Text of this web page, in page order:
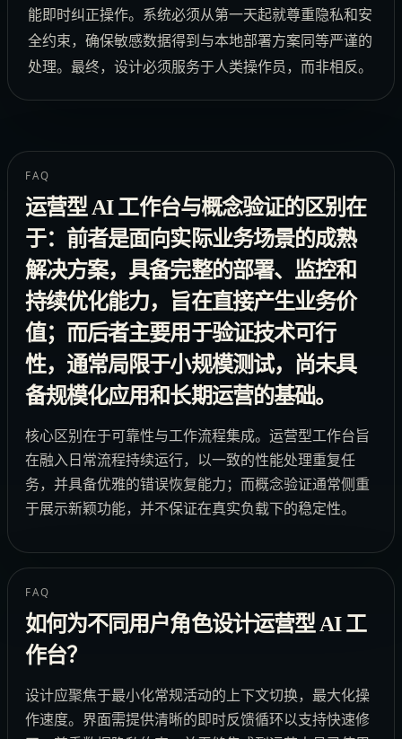
能即时纠正操作。系统必须从第一天起就尊重隐私和安
全约束，确保敏感数据得到与本地部署方案同等严谨的
处理。最终，设计必须服务于人类操作员，而非相反。
FAQ
运营型 AI 工作台与概念验证的区别在
于：前者是面向实际业务场景的成熟
解决方案，具备完整的部署、监控和
持续优化能力，旨在直接产生业务价
值；而后者主要用于验证技术可行
性，通常局限于小规模测试，尚未具
备规模化应用和长期运营的基础。
核心区别在于可靠性与工作流程集成。运营型工作台旨
在融入日常流程持续运行，以一致的性能处理重复任
务，并具备优雅的错误恢复能力；而概念验证通常侧重
于展示新颖功能，并不保证在真实负载下的稳定性。
FAQ
如何为不同用户角色设计运营型 AI 工
作台？
设计应聚焦于最小化常规活动的上下文切换，最大化操
作速度。界面需提供清晰的即时反馈循环以支持快速修